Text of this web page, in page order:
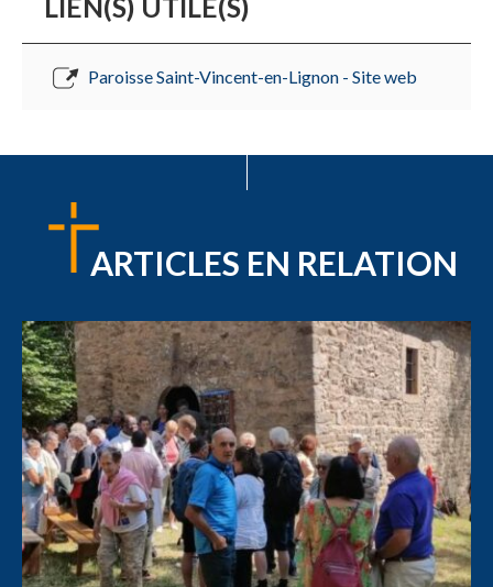
Paroisse Saint-Vincent-en-Lignon - Site web
ARTICLES EN RELATION